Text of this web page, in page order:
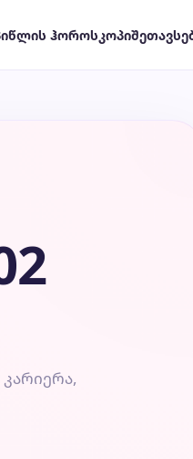
წლის ჰოროსკოპი